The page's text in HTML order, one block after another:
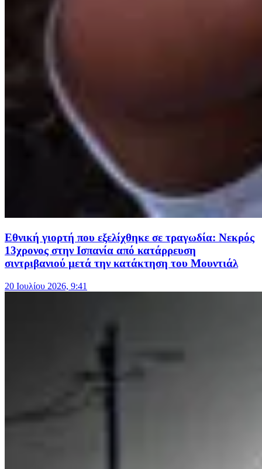
Εθνική γιορτή που εξελίχθηκε σε τραγωδία: Νεκρός
13χρονος στην Ισπανία από κατάρρευση
σιντριβανιού μετά την κατάκτηση του Μουντιάλ
20 Ιουλίου 2026, 9:41